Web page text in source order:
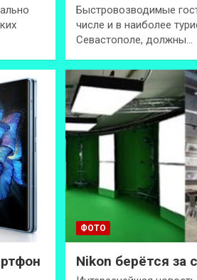
Быстровозводимые
числе и в наиболее
Севастополе, должны…
ФОТО
Nikon берётся за